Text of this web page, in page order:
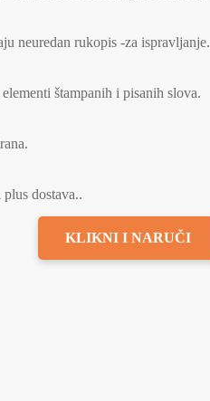
neuredan rukopis -za ispravljanje.
štampanih i pisanih slova.
dostava..
KLIKNI I NARUČI